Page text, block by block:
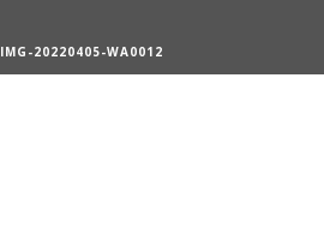
IMG-20220405-WA0012